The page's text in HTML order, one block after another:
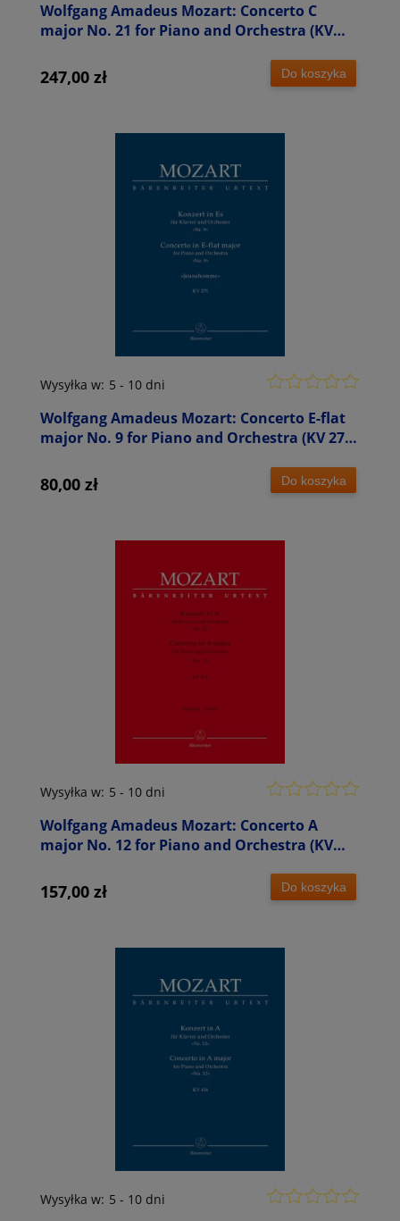
Wolfgang Amadeus Mozart: Concerto C
major No. 21 for Piano and Orchestra (KV
partytura orkiestrowa
247,00 zł Do koszyka
Wolfgang Amadeus Mozart: Concerto E-flat
major No. 9 for Piano and Orchestra (KV 271)
studyjna
Wysyłka w: 5 - 10 dni
80,00 zł Do koszyka
Wolfgang Amadeus Mozart: Concerto A
major No. 12 for Piano and Orchestra (KV
partytura orkiestrowa
Wysyłka w: 5 - 10 dni
157,00 zł Do koszyka
Wysyłka w: 5 - 10 dni